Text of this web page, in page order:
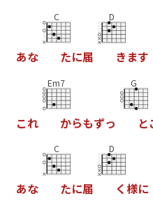
あな
C
たに届
D
き ます
これ
Em7
からもずっ
G
と
あな
C
たに届
D
く様に